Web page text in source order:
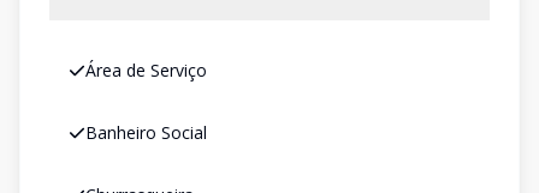
Área de Serviço
Banheiro Social